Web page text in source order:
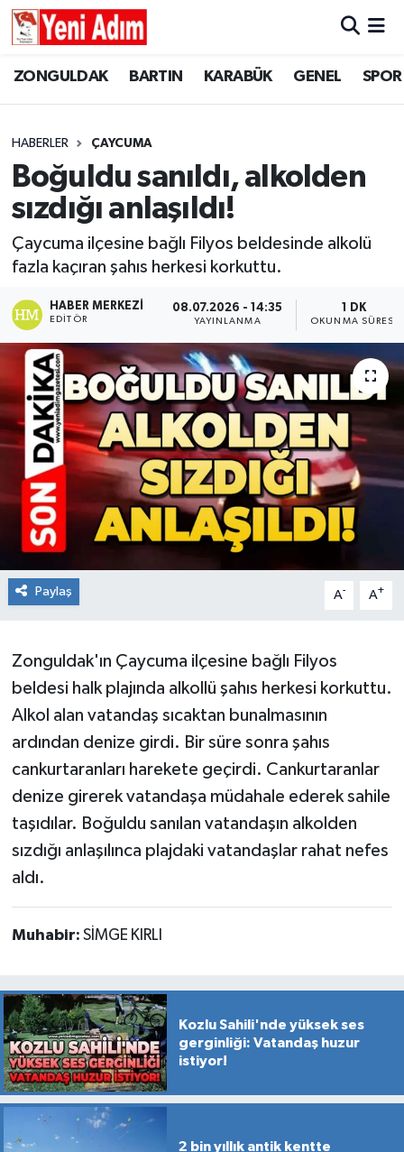
ZONGULDAK BARTIN KARABÜK GENEL SPOR
HABERLER ÇAYCUMA
Boğuldu sanıldı, alkolden
sızdığı anlaşıldı!
Çaycuma ilçesine bağlı Filyos beldesinde alkolü
fazla kaçıran şahıs herkesi korkuttu.
HABER MERKEZI
EDITÖR
08.07.2026 - 14:35
YAYINLANMA
1 DK
OKUNMA SÜRESI
Paylaş A- A+
Zonguldak'ın Çaycuma ilçesine bağlı Filyos
beldesi halk plajında alkollü şahıs herkesi korkuttu.
Alkol alan vatandaş sıcaktan bunalmasının
ardından denize girdi. Bir süre sonra şahıs
cankurtaranları harekete geçirdi. Cankurtaranlar
denize girerek vatandaşa müdahale ederek sahile
taşıdılar. Boğuldu sanılan vatandaşın alkolden
sızdığı anlaşılınca plajdaki vatandaşlar rahat nefes
aldı.
Muhabir: SİMGE KIRLI
Kozlu Sahili'nde yüksek ses
gerginliği: Vatandaş huzur
istiyor!
2 bin yıllık antik kentte
ZONGULDAK
GÜNCEL
SİYASET
RESMİ İLAN
ZONGULDAK
GENEL
SPOR
SİYASET
SAĞLIK
GÜNCEL
RESMİ İLAN
Künye
Zonguldak Hava Durumu
Tüm Manşetler
Son Dakika Haberleri
Haber Arşivi